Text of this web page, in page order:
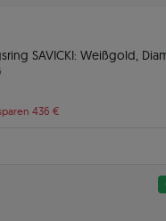
SAVICKI: Weißgold,
436 €